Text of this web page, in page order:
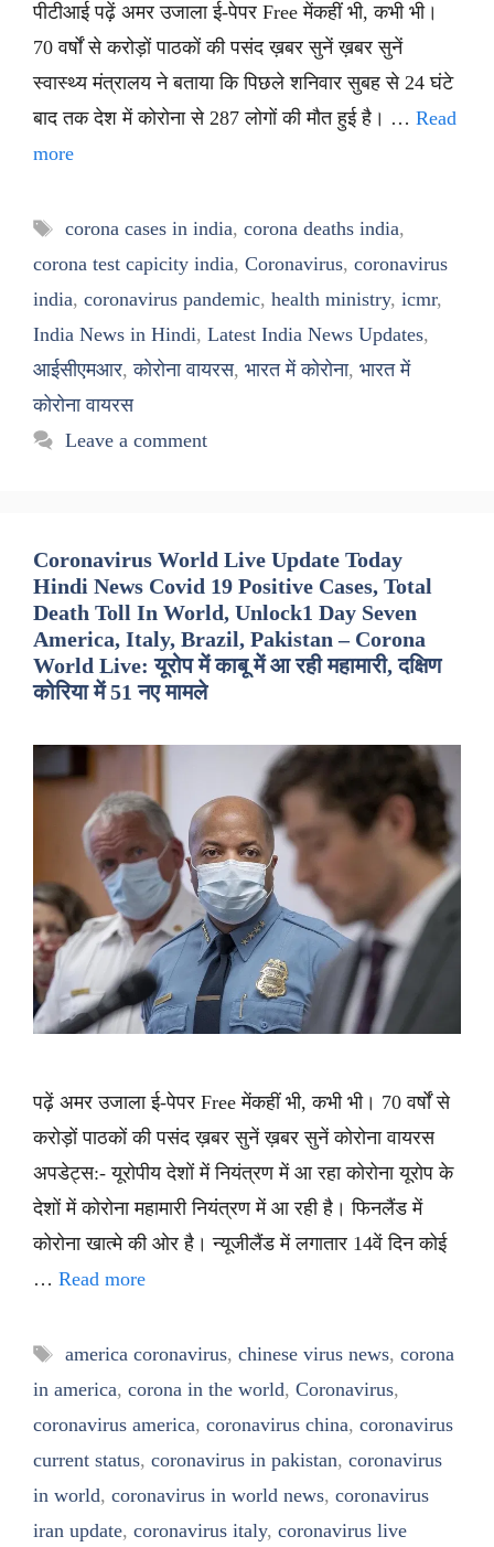
पीटीआई पढ़ें अमर उजाला ई-पेपर Free मेंकहीं भी, कभी भी।
70 वर्षों से करोड़ों पाठकों की पसंद ख़बर सुनें ख़बर सुनें
स्वास्थ्य मंत्रालय ने बताया कि पिछले शनिवार सुबह से 24 घंटे
बाद तक देश में कोरोना से 287 लोगों की मौत हुई है। … Read
more
Tags
corona cases in india, corona deaths india,
corona test capicity india, Coronavirus, coronavirus
india, coronavirus pandemic, health ministry, icmr,
India News in Hindi, Latest India News Updates,
आईसीएमआर,कोरोना वायरस, भारत में कोरोना, भारत में
कोरोना वायरस
Leave a comment
Coronavirus World Live Update Today
Hindi News Covid 19 Positive Cases, Total
Death Toll In World, Unlock1 Day Seven
America, Italy, Brazil, Pakistan – Corona
World Live: यूरोप में काबू में आ रही महामारी, दक्षिण
कोरिया में 51 नए मामले
पढ़ें अमर उजाला ई-पेपर Free मेंकहीं भी, कभी भी। 70 वर्षों से
करोड़ों पाठकों की पसंद ख़बर सुनें ख़बर सुनें कोरोना वायरस
अपडेट्स:- यूरोपीय देशों में नियंत्रण में आ रहा कोरोना यूरोप के
देशों में कोरोना महामारी नियंत्रण में आ रही है। फिनलैंड में
कोरोना खात्मे की ओर है। न्यूजीलैंड में लगातार 14वें दिन कोई
… Read more
Tags
america coronavirus, chinese virus news, corona
in america, corona in the world, Coronavirus,
coronavirus america, coronavirus china, coronavirus
current status, coronavirus in pakistan, coronavirus
in world, coronavirus in world news, coronavirus
iran update, coronavirus italy, coronavirus live